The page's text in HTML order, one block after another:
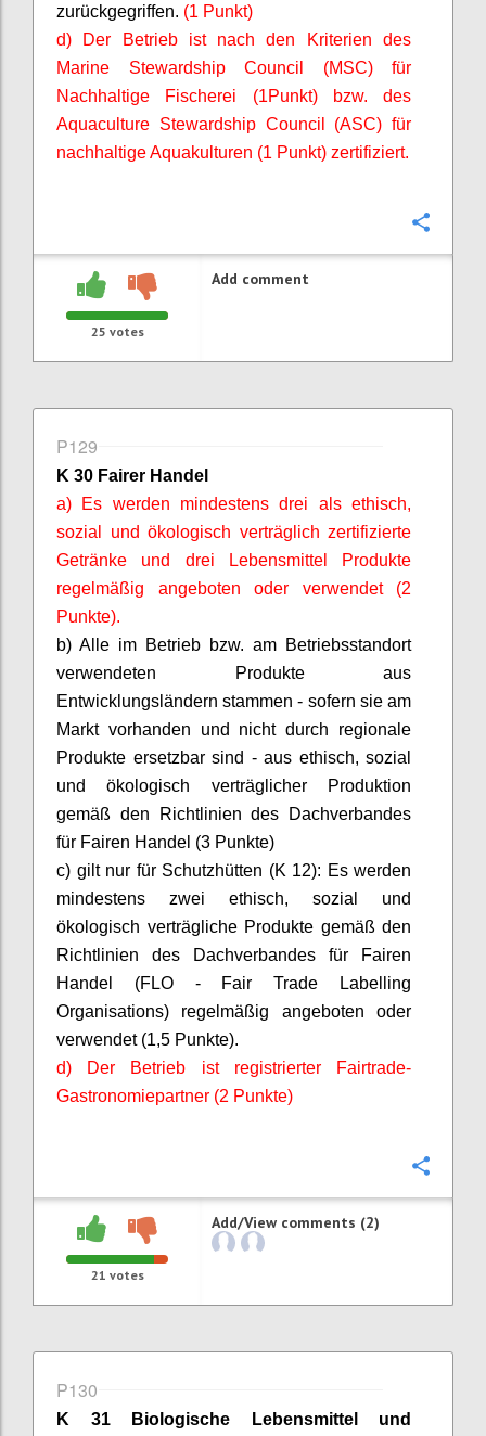
zurückgegriffen. (1 Punkt)
d) Der Betrieb ist nach den Kriterien des
Marine StewardshipCouncil (MSC) für
Nachhaltige Fischerei (1Punkt) bzw. des
Aquaculture StewardshipCouncil (ASC) für
nachhaltige Aquakulturen (1 Punkt) zertifiziert.
25 votes
Add comment
P129
K 30 Fairer Handel
a) Es werden mindestens drei als ethisch,
sozial und ökologisch verträglich zertifizierte
Getränke und drei Lebensmittel Produkte
regelmäßig angeboten oder verwendet (2
Punkte).
b) Alle im Betrieb bzw. am Betriebsstandort
verwendeten Produkte aus
Entwicklungsländern stammen - sofern sie am
Markt vorhanden und nicht durch regionale
Produkte ersetzbar sind - aus ethisch, sozial
und ökologisch verträglicher Produktion
gemäß den Richtlinien des Dachverbandes
für Fairen Handel (3 Punkte)
c) gilt nur für Schutzhütten (K 12): Es werden
mindestens zwei ethisch, sozial und
ökologisch verträgliche Produkte gemäß den
Richtlinien des Dachverbandes für Fairen
Handel (FLO - Fair Trade
Labelling
Organisations) regelmäßig angeboten oder
verwendet (1,5 Punkte).
d) Der Betrieb ist registrierter
Fairtrade-
Gastronomiepartner (2 Punkte)
21 votes
Add/View comments (2)
P130
K 31 Biologische Lebensmittel und